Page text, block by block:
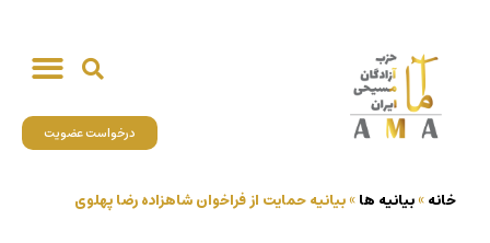
درخواست عضویت
خانه»بیانیه ها»بیانیه حمایت از فراخوان شاهزاده رضا پهلوی